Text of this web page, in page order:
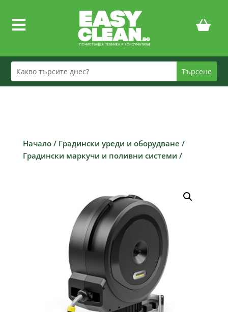

Начало/ Градински уреди и оборудване /
Градински маркучи и поливни системи /